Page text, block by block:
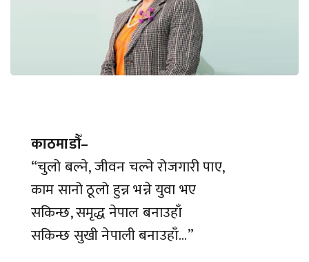
काठमाडौँ–
“चुलो बल्ने, जीवन चल्ने रोजगारी पाए,
काम सानो ठूलो हुन्न भन्ने युवा भए
सकिन्छ, समृद्ध नेपाल बनाउहाँ
सकिन्छ सुखी नेपाली बनाउहाँ...”